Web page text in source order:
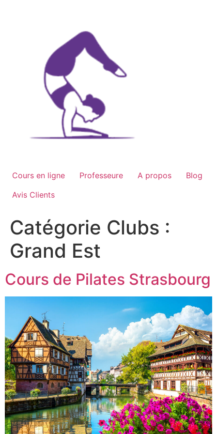
Cours en ligne Professeure A propos
Blog
Avis Clients
Catégorie Clubs :
Grand Est
Cours de Pilates Strasbourg